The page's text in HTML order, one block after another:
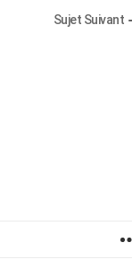
Sujet Suivant